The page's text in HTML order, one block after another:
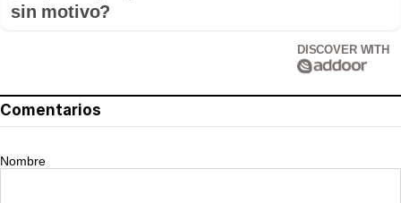
sin motivo?
DISCOVER WITH
Comentarios
Nombre